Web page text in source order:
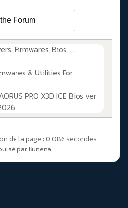
Firmwares, Bios, ....
& Utilities For
PRO X3D ICE Bios ver
de la page : 0.086 secondes
parKunena